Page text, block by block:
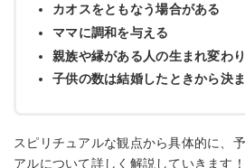
カオスをともなう場合がある
ママに調和を与える
親族や縁がある人の生まれ変わり
子供の数は結婚したときから決
スピリチュアルな観点から具体的に、
アルについて詳しく解説していきます！